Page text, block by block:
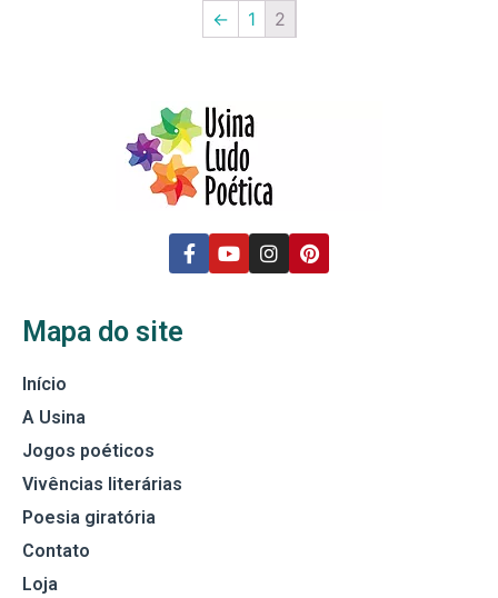
← 1 2
Mapa do site
Início
A Usina
Jogos poéticos
Vivências literárias
Poesia giratória
Contato
Loja